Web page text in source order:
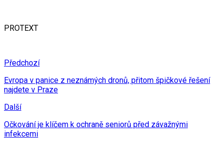
PROTEXT
Předchozí
Evropa v panice z neznámých dronů, přitom špičkové řešení
najdete v Praze
Další
Očkování je klíčem k ochraně seniorů před závažnými
infekcemi